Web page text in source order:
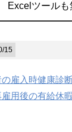
Excelツールも
15
雇入時健康診
雇用後の有給休